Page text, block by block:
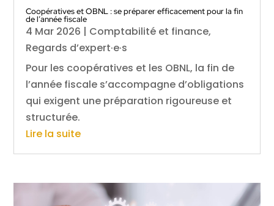
Coopératives et OBNL : se préparer efficacement pour la fin
de l’année fiscale
4 Mar 2026 | Comptabilité et finance,
Regards d’expert·e·s
Pour les coopératives et les OBNL, la fin de
l’année fiscale s’accompagne d’obligations
qui exigent une préparation rigoureuse et
structurée.
Lire la suite